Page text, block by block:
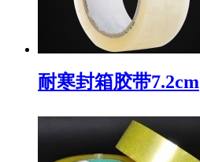
耐寒封箱胶带7.2cm